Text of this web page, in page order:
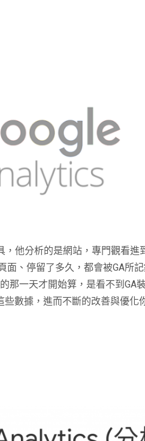
，他分析的是網站，專門觀看進
面、停留了多久，都會被GA所
那一天才開始算，是看不到GA
數據，進而不斷的改善與優化